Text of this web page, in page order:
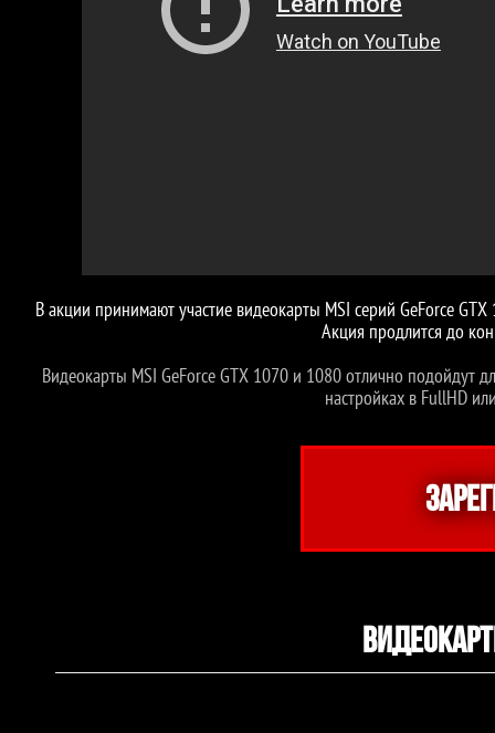
В акции принимают участие видеокарты MSI серий GeForce
Акция продлится до
Видеокарты MSI GeForce GTX 1070 и 1080 отлично подойдут
настройках в FullHD